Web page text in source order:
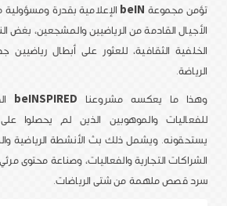
تؤمن مجموعة beIN الإعلامية بقدرة
الأجيال القادمة من الرياضيين والمشجعين، بغض
الخلفية الثقافية، للعثور على أبطال
الرياضة.
وهذا ما يعكسه مشروعنا beINSPIRED
للفعاليات والموهوبين الذين لم يحصلوا
يستحقونه. ويشمل ذلك بث الأنشطة الرياضية
الشراكات التجارية والفعاليات، وصناعة محتوى
سرد قصص ملهمة من شتى الرياضات.